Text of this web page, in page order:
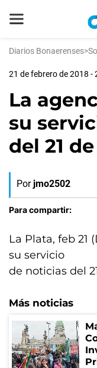
Diarios Bonaerenses>
21 de febrero de 2018 -
La
su
del 21
Por jmo2502
Para compartir:
La Plata, feb 21
su servicio
de noticias del
Más noticias